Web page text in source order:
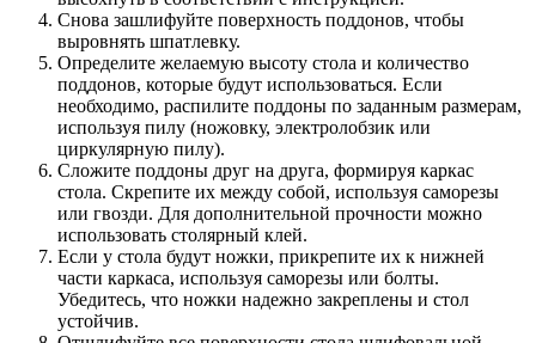
Снова зашлифуйте поверхность поддонов, чтобы
выровнять шпатлевку.
Определите желаемую высоту стола и количество
поддонов, которые будут использоваться. Если
необходимо, распилите поддоны по заданным размерам,
используя пилу (ножовку, электролобзик или
циркулярную пилу).
Сложите поддоны друг на друга, формируя каркас
стола. Скрепите их между собой, используя саморезы
или гвозди. Для дополнительной прочности можно
использовать столярный клей.
Если у стола будут ножки, прикрепите их к нижней
части каркаса, используя саморезы или болты.
Убедитесь, что ножки надежно закреплены и стол
устойчив.